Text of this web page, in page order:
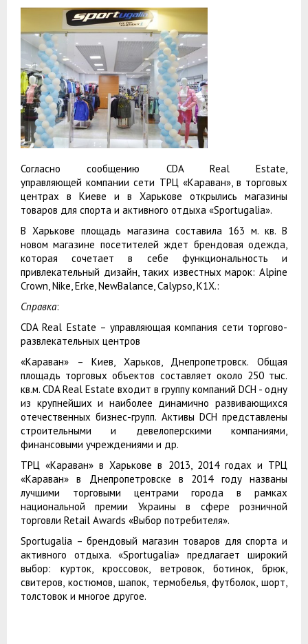
Согласно сообщению CDA Real Estate,
управляющей компании сети ТРЦ «Караван», в торговых
центрах в Киеве и в Харькове открылись магазины
товаров для спорта и активного отдыха «Sportugalia».
В Харькове площадь магазина составила 163 м. кв. В
новом магазине посетителей ждет брендовая одежда,
которая сочетает в себе функциональность и
привлекательный дизайн, таких известных марок: Alpine
Crown, Nike, Erke, NewBalance, Calypso, K1X.:
Справка:
CDA Real Estate – управляющая компания сети торгово-
развлекательных центров
«Караван» – Киев, Харьков, Днепропетровск. Общая
площадь торговых объектов составляет около 250 тыс.
кв.м. CDA Real Estate входит в группу компаний DCH - одну
из крупнейших и наиболее динамично развивающихся
отечественных бизнес-групп. Активы DCH представлены
строительными и девелоперскими компаниями,
финансовыми учреждениями и др.
ТРЦ «Караван» в Харькове в 2013, 2014 годах и ТРЦ
«Караван» в Днепропетровске в 2014 году названы
лучшими торговыми центрами города в рамках
национальной премии Украины в сфере розничной
торговли Retail Awards «Выбор потребителя».
Sportugalia – брендовый магазин товаров для спорта и
активного отдыха. «Sportugalia» предлагает широкий
выбор: курток, кроссовок, ветровок, ботинок, брюк,
свитеров, костюмов, шапок, термобелья, футболок, шорт,
толстовок и многое другое.